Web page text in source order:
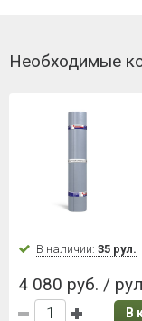
Необходимые
В наличии: 35 рул.
4 080 руб. /
В